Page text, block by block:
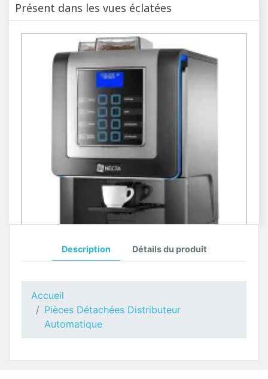
Présent dans les vues éclatées
Description Détails du produit
Accueil
Pièces Détachées Distributeur
Automatique